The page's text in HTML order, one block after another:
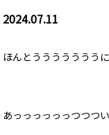
2024.07.11
ほんとううううううう
あっっっっっっつつつ